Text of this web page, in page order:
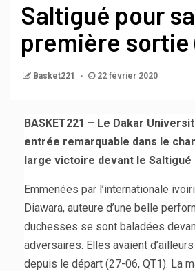
Saltigué pour sa
première sortie
Basket221 22 février 2020
BASKET221 – Le Dakar
entrée remarquable dans le
large victoire devant le Saltigué
Emmenées par l’internationale
Diawara, auteure d’une belle
duchesses se sont baladées
adversaires. Elles avaient
depuis le départ (27-06, QT1). La